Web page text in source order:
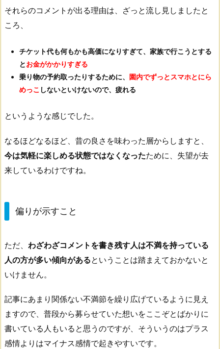
それらのコメントが出る理由は、ざっと流し見しましたと
ころ、
チケット代も何もかも高価になりすぎて、家族で行こうとする
とお金がかかりすぎる
乗り物の予約取ったりするために、 園内でずっとスマホとにら
めっこ しないといけないので、疲れる
というような感じでした。
なるほどなるほど、昔の良さを味わった層からしますと、
今は気軽に楽しめる状態ではなくなったために、失望が去
来しているわけですね。
偏りが示すこと
ただ、 わざわざコメントを書き残す人は不満を持っている
人の方が多い傾向があるということは踏まえておかないと
いけません。
記事にあまり関係ない不満節を繰り広げているように見え
ますので、普段から募らせていた想いをここぞとばかりに
書いている人もいると思うのですが、そういうのはプラス
感情よりはマイナス感情で起きやすいです。